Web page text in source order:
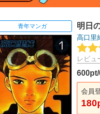
青年マンガ 明日
高口里
レビュ
会員